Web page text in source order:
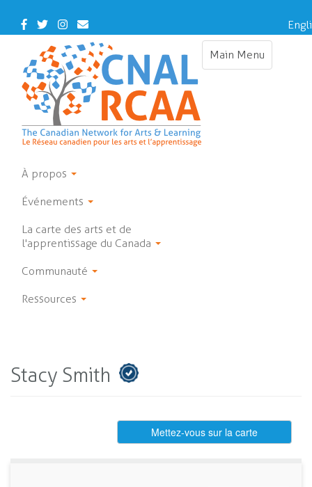
main
Facebook
TwitterInstagram
Contact
Us
Main Menu
Toggle
À propos
Événements
La carte des arts et de
l'apprentissage du Canada
Communauté
Ressources
Stacy Smith
Mettez-vous sur la carte